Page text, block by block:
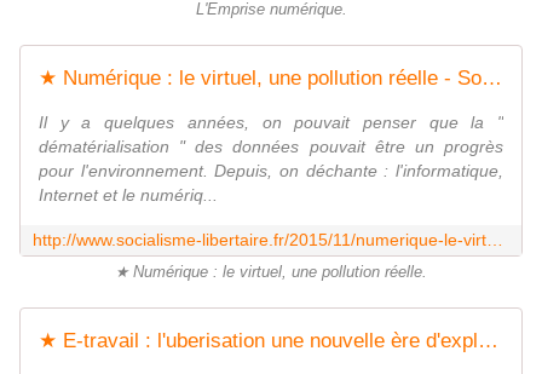
L'Emprise numérique.
★ Numérique : le virtuel, une pollution réelle - Socialisme libertaire
Il y a quelques années, on pouvait penser que la "
dématérialisation " des données pouvait être un progrès
pour l'environnement. Depuis, on déchante : l'informatique,
Internet et le numériq...
★ Numérique : le virtuel, une pollution réelle.
★ E-travail : l'uberisation une nouvelle ère d'exploitation - Socialisme libertaire